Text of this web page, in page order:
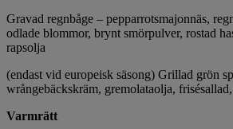
Gravad regnbåge – pepparrotsmajonnäs,
odlade blommor, brynt smörpulver, rostad
rapsolja
(endast vid europeisk säsong) Grillad grön
wrångebäckskräm, gremolataolja,
Varmrätt